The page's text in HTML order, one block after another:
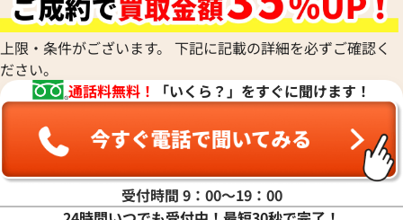
上限・条件がございます。 下記に記載の詳細を必ずご確認く
ださい。
通話料無料！
「いくら？」をすぐに聞けます！
受付時間 9：00〜19：00